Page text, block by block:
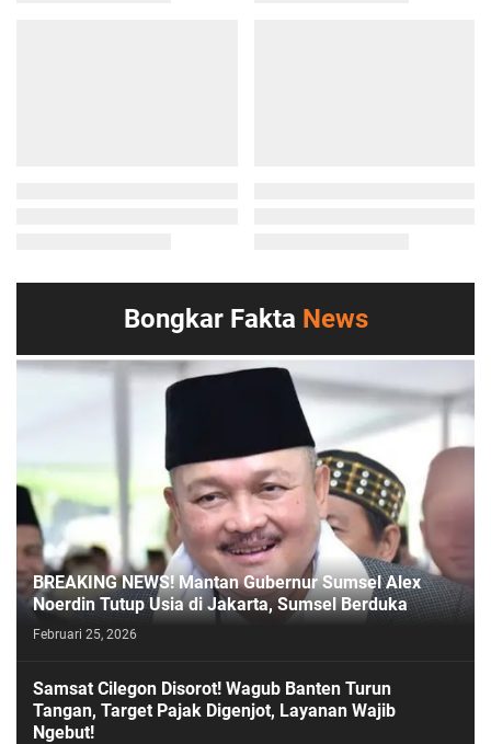
Bongkar Fakta News
BREAKING NEWS! Mantan Gubernur Sumsel Alex
Noerdin Tutup Usia di Jakarta, Sumsel Berduka
Februari 25, 2026
Samsat Cilegon Disorot! Wagub Banten Turun
Tangan, Target Pajak Digenjot, Layanan Wajib
Ngebut!